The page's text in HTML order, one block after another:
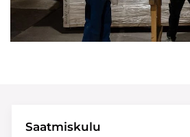
Saatmiskulu